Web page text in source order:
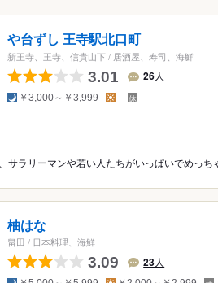
や台ずし 王寺駅北口町
新王寺、王寺、信貴山下/ 居酒屋、寿司、海鮮
3.01 26人
夜 ￥3,000～￥3,999 昼- 定
休
日
-
柚はな
畠田 / 日本料理、海鮮
3.09 23人